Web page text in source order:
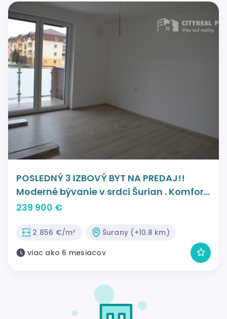
POSLEDNÝ 3 IZBOVÝ BYT NA PREDAJ!!
Moderné bývanie v srdci Šurian . Komfort,
štýl a jedinečná lokalita na dosah.
239 900 €
2 856 €/m²
Šurany (+10.8 km)
viac ako 6 mesiacov